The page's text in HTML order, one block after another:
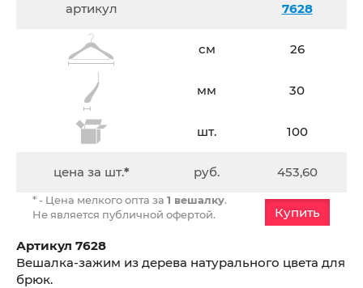
артикул 7628
см 26
мм 30
шт. 100
цена за шт.* руб. 453,60
* - Цена мелкого опта за 1 вешалку.
Не является публичной офертой.
Купить
Артикул 7628
Вешалка-зажим из дерева натурального цвета для
брюк.